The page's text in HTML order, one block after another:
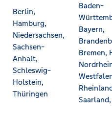
Berlin,
Hamburg,
Niedersachsen,
Sachsen-
Anhalt,
Schleswig-
Holstein,
Thüringen
Baden-
Bayern,
Bremen,